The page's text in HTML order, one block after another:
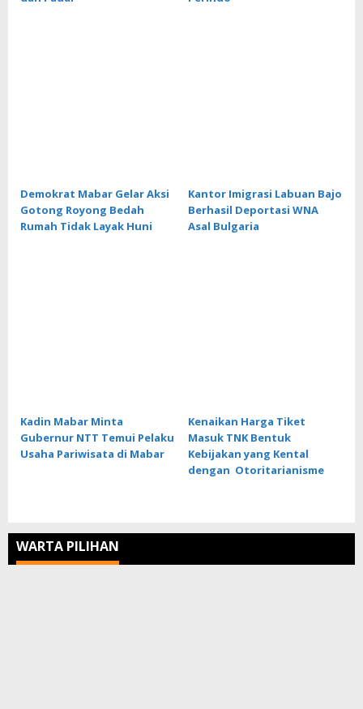
Demokrat Mabar Gelar Aksi
Gotong Royong Bedah
Rumah Tidak Layak Huni
Kantor Imigrasi Labuan Bajo
Berhasil Deportasi WNA
Asal Bulgaria
Kadin Mabar Minta
Gubernur NTT Temui Pelaku
Usaha Pariwisata di Mabar
Kenaikan Harga Tiket
Masuk TNK Bentuk
Kebijakan yang Kental
dengan Otoritarianisme
WARTA PILIHAN